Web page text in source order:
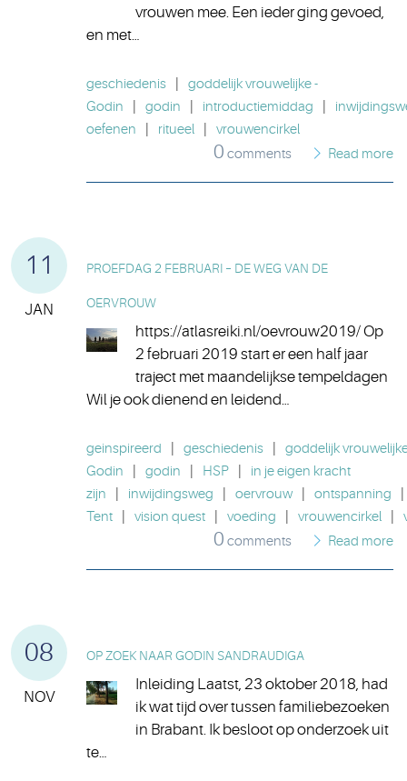
vrouwen mee. Een ieder ging gevoed,
en met…
geschiedenis
goddelijk vrouwelijke -
Godin
godin introductiemiddag
oefenen
ritueel vrouwencirkel
0 comments Read more
11
JAN
PROEFDAG 2 FEBRUARI – DE WEG VAN DE
OERVROUW
https://atlasreiki.nl/oevrouw2019/ Op
2 februari 2019 start er een half jaar
traject met maandelijkse tempeldagen
Wil je ook dienend en leidend…
geinspireerd geschiedenis
goddelijk
Godin
godin HSP
in je eigen kracht
zijn
inwijdingsweg oervrouw ontspanning
Tent
vision quest voeding vrouwencirkel
0 comments Read more
08
NOV
OP ZOEK NAAR GODIN SANDRAUDIGA
Inleiding Laatst, 23 oktober 2018, had
ik wat tijd over tussen familiebezoeken
in Brabant. Ik besloot op onderzoek uit
te…